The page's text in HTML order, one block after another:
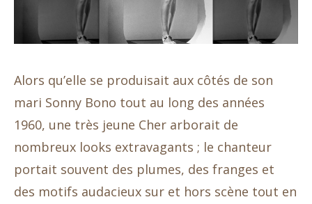
Alors qu’elle se produisait aux côtés de son
mari Sonny Bono tout au long des années
1960, une très jeune Cher arborait de
nombreux looks extravagants ; le chanteur
portait souvent des plumes, des franges et
des motifs audacieux sur et hors scène tout en